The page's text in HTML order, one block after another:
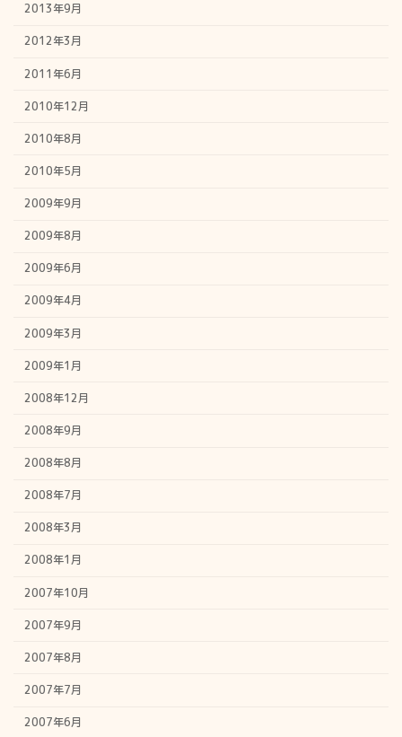
2013年9月
2012年3月
2011年6月
2010年12月
2010年8月
2010年5月
2009年9月
2009年8月
2009年6月
2009年4月
2009年3月
2009年1月
2008年12月
2008年9月
2008年8月
2008年7月
2008年3月
2008年1月
2007年10月
2007年9月
2007年8月
2007年7月
2007年6月